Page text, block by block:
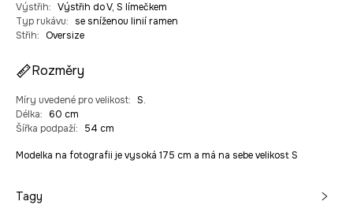
Výstřih: Výstřih do V, S límečkem
Typ rukávu:
se sníženou linií ramen
Střih: Oversize
Rozměry
Míry uvedené pro velikost: S.
Délka:
60 cm
Šířka podpaží: 54 cm
Modelka na fotografii je vysoká 175 cm a má na sebe velikost S
Tagy